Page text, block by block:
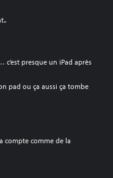
presque un iPad après
pad ou ça aussi ça tombe
compte comme de la